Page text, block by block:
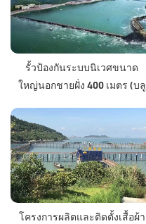
รั้วป้องกันระบบนิเวศขนาด
ใหญ่นอกชายฝั่ง 400 เมตร (บลู
โครงการผลิตและติดตั้งเสื้อผ้า